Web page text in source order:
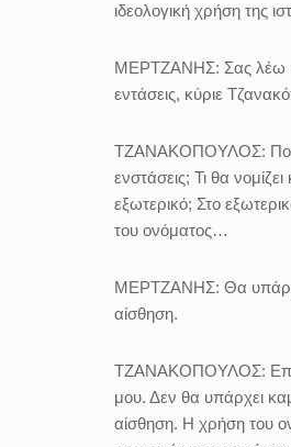
ιδεολογική χρήση της
ΜΕΡΤΖΑΝΗΣ: Σας λέω
εντάσεις, κύριε
ΤΖΑΝΑΚΟΠΟΥΛΟΣ:
ενστάσεις; Τι θα
εξωτερικό; Στο
του ονόματος…
ΜΕΡΤΖΑΝΗΣ: Θα
αίσθηση.
ΤΖΑΝΑΚΟΠΟΥΛΟΣ:
μου. Δεν θα υπάρχει
αίσθηση. Η χρήση του